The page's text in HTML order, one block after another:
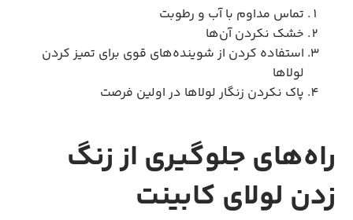
تماس مداوم با آب و رطوبت
خشک نکردن آن‌ها
استفاده کردن از شوینده‌های قوی برای تمیز کردن
لولاها
پاک نکردن زنگار لولاها در اولین فرصت
راه‌های جلوگیری از زنگ
زدن لولای کابینت